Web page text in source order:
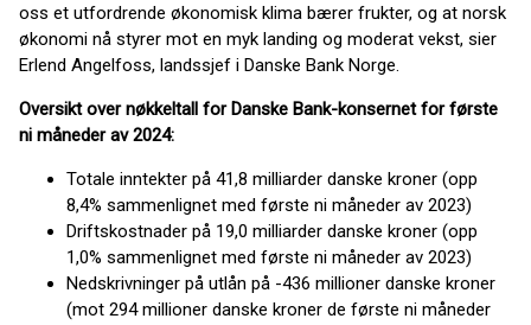
oss et utfordrende økonomisk klima bærer frukter, og at norsk
økonomi nå styrer mot en myk landing og moderat vekst, sier
Erlend Angelfoss, landssjef i Danske Bank Norge.
Oversikt over nøkkeltall for Danske Bank-konsernet for første
ni måneder av 2024:
Totale inntekter på 41,8 milliarder danske kroner (opp
8,4% sammenlignet med første ni måneder av 2023)
Driftskostnader på 19,0 milliarder danske kroner (opp
1,0% sammenlignet med første ni måneder av 2023)
Nedskrivninger på utlån på -436 millioner danske kroner
(mot 294 millioner danske kroner de første ni måneder